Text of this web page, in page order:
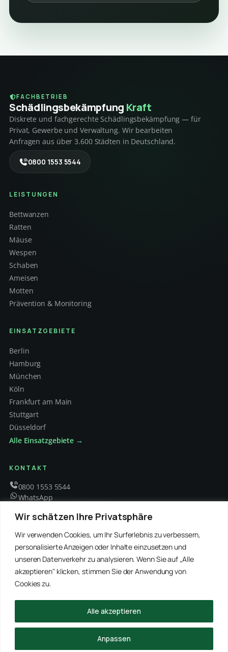
Wir schätzen Ihre Privatsphäre
Wir verwenden Cookies, um Ihr Surferlebnis zu verbessern,
personalisierte Anzeigen oder Inhalte einzusetzen und
unseren Datenverkehr zu analysieren. Wenn Sie auf „Alle
akzeptieren" klicken, stimmen Sie der Anwendung von
Cookies zu.
Anpassen
Alle akzeptieren
FACHBETRIEB
Schädlings­bekämpfung Kraft
Diskrete und fachgerechte Schädlingsbekämpfung — für
Privat, Gewerbe und Verwaltung. Wir bearbeiten
Anfragen aus über 3.600 Städten in Deutschland.
0800 1553 5544
LEISTUNGEN
Bettwanzen
Ratten
Mäuse
Wespen
Schaben
Ameisen
Motten
Prävention & Monitoring
EINSATZGEBIETE
Berlin
Hamburg
München
Köln
Frankfurt am Main
Stuttgart
Düsseldorf
Alle Einsatzgebiete →
KONTAKT
0800 1553 5544
WhatsApp
Mo – Fr 8 – 18 Uhr
EMPFOHLENE PARTNER
WinRei24 Dienstleistungen
Winterdienst Profi NRW
Winterdienst Niedersachsen
Winterdienst Hansa
Winterdienst Freitag
© 2026 Schädlingsbekämpfung Kraft · Alle Rechte vorbehalten